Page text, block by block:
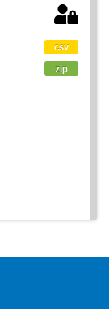
csv
zip